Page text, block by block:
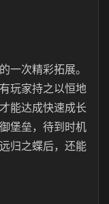
一次精彩拓展。
玩家持之以恒地
能达成快速成长
堡垒，待到时机
归之蝶后，还能